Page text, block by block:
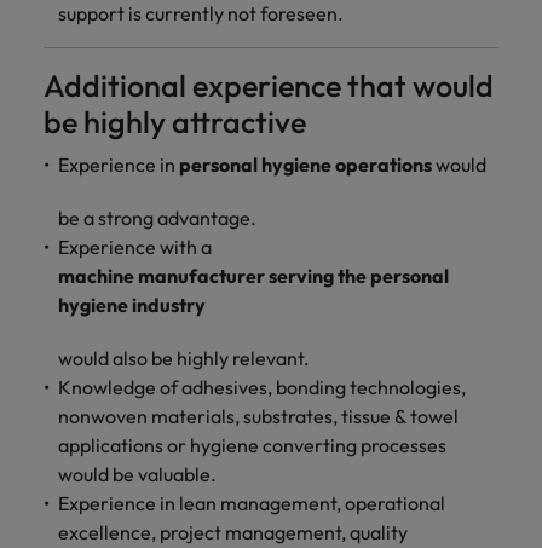
support is currently not foreseen.
Additional experience that would
be highly attractive
Experience in personal hygiene operationswould
be a strong advantage.
Experience with a
machine manufacturer serving the personal
hygiene industry
would also be highly relevant.
Knowledge of adhesives, bonding technologies,
nonwoven materials, substrates, tissue & towel
applications or hygiene converting processes
would be valuable.
Experience in lean management, operational
excellence, project management, quality